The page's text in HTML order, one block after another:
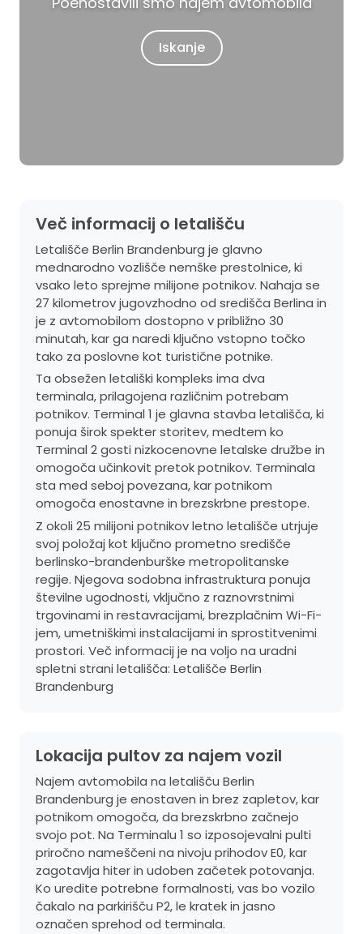
Iskanje
Več informacij o letališču
Letališče Berlin Brandenburg je glavno
mednarodno vozlišče nemške prestolnice, ki
vsako leto sprejme milijone potnikov. Nahaja se
27 kilometrov jugovzhodno od središča Berlina in
je z avtomobilom dostopno v približno 30
minutah, kar ga naredi ključno vstopno točko
tako za poslovne kot turistične potnike.
Ta obsežen letališki kompleks ima dva
terminala, prilagojena različnim potrebam
potnikov. Terminal 1 je glavna stavba letališča, ki
ponuja širok spekter storitev, medtem ko
Terminal 2 gosti nizkocenovne letalske družbe in
omogoča učinkovit pretok potnikov. Terminala
sta med seboj povezana, kar potnikom
omogoča enostavne in brezskrbne prestope.
Z okoli 25 milijoni potnikov letno letališče utrjuje
svoj položaj kot ključno prometno središče
berlinsko-brandenburške metropolitanske
regije. Njegova sodobna infrastruktura ponuja
številne ugodnosti, vključno z raznovrstnimi
trgovinami in restavracijami, brezplačnim Wi-Fi-
jem, umetniškimi instalacijami in sprostitvenimi
prostori. Več informacij je na voljo na uradni
spletni strani letališča: Letališče Berlin
Brandenburg
Lokacija pultov za najem vozil
Najem avtomobila na letališču Berlin
Brandenburg je enostaven in brez zapletov, kar
potnikom omogoča, da brezskrbno začnejo
svojo pot. Na Terminalu 1 so izposojevalni pulti
priročno nameščeni na nivoju prihodov E0, kar
zagotavlja hiter in udoben začetek potovanja.
Ko uredite potrebne formalnosti, vas bo vozilo
čakalo na parkirišču P2, le kratek in jasno
označen sprehod od terminala.